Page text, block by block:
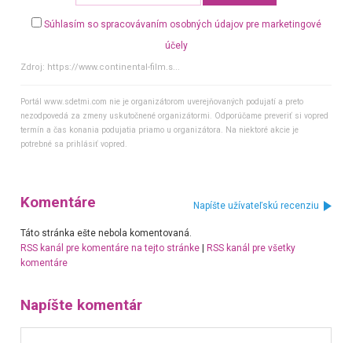
Súhlasím so spracovávaním osobných údajov pre marketingové
účely
Zdroj: https://www.continental-film.s...
Portál www.sdetmi.com nie je organizátorom uverejňovaných podujatí a preto
nezodpovedá za zmeny uskutočnené organizátormi. Odporúčame preveriť si vopred
termín a čas konania podujatia priamo u organizátora. Na niektoré akcie je
potrebné sa prihlásiť vopred.
Komentáre Napíšte užívateľskú recenziu
Táto stránka ešte nebola komentovaná.
RSS kanál pre komentáre na tejto stránke| RSS kanál pre všetky
komentáre
Napíšte komentár